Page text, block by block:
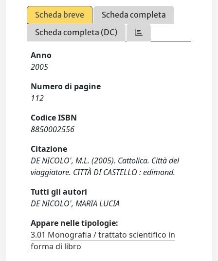
Scheda breve
Scheda completa
Scheda completa (DC)
Anno
2005
Numero di pagine
112
Codice ISBN
8850002556
Citazione
DE NICOLO', M.L. (2005). Cattolica. Città del
viaggiatore. CITTÀ DI CASTELLO : edimond.
Tutti gli autori
DE NICOLO', MARIA LUCIA
Appare nelle tipologie:
3.01 Monografia / trattato scientifico in
forma di libro